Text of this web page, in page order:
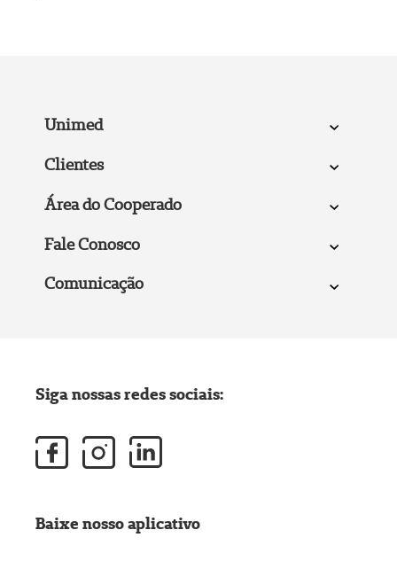
Unimed
Clientes
Área do Cooperado
Fale Conosco
Comunicação
Siga nossas redes sociais:
Baixe nosso aplicativo